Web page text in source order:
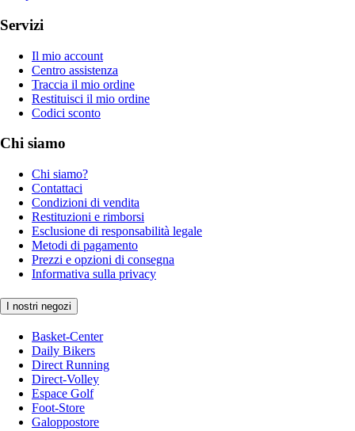
Servizi
Il mio account
Centro assistenza
Traccia il mio ordine
Restituisci il mio ordine
Codici sconto
Chi siamo
Chi siamo?
Contattaci
Condizioni di vendita
Restituzioni e rimborsi
Esclusione di responsabilità legale
Metodi di pagamento
Prezzi e opzioni di consegna
Informativa sulla privacy
I nostri negozi
Basket-Center
Daily Bikers
Direct Running
Direct-Volley
Espace Golf
Foot-Store
Galoppostore